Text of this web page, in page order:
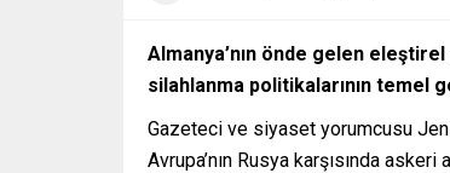
Almanya’nın önde gelen
silahlanma politikalarının temel
Gazeteci ve siyaset yorumcusu
Avrupa’nın Rusya karşısında